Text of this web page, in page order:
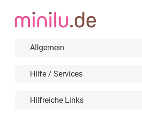
Allgemein
Hilfe / Services
Hilfreiche Links